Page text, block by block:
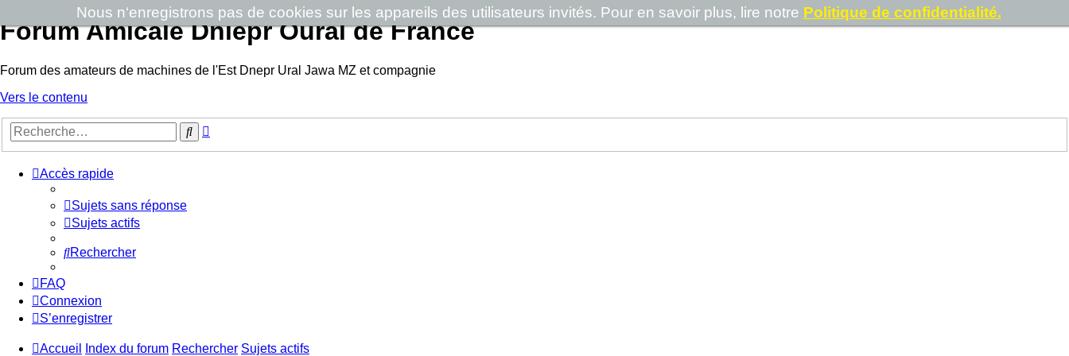
Nous n‘enregistrons pas de cookies sur les appareils des utilisateurs invités. Pour en savoir plus, lire notre Politique de confidentialité.
Forum Amicale Dniepr Oural de France
Forum des amateurs de machines de l'Est Dnepr Ural Jawa MZ et compagnie
Vers le contenu
Rechercher
Accès rapide
Sujets sans réponse
Sujets actifs
Rechercher
FAQ
Connexion
S’enregistrer
Accueil Index du forum Rechercher Sujets actifs